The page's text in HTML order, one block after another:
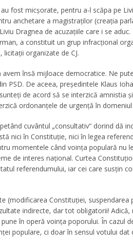
fost micșorate, pentru a-l scăpa pe
anchetare a magistraților (creația
Dragnea de acuzațiile care i se aduc.
a constituit un grup infracțional
organizate de CJ.
însă mijloace democratice. Ne
PSD. De aceea, președintele Klaus
de acord să se interzică amnistia
ordonanțele de urgență în
cuvântul „consultativ” dorind dă
nici în Constituție, nici în legea
momentele când voința populară nu
de interes național. Curtea
referendumului, iar cei care susțin
(modificarea Constituției, suspendarea
indirecte, dar tot obligatorii! Adică,
în operă voința poporului. În cazul
populare, ci doar în sensul votului dat